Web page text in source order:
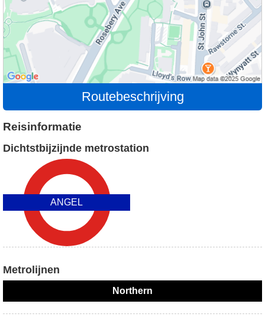
Routebeschrijving
Reisinformatie
Dichtstbijzijnde metrostation
ANGEL
Metrolijnen
Northern